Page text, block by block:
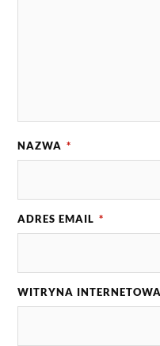
NAZWA *
ADRES EMAIL *
WITRYNA INTERNETOWA